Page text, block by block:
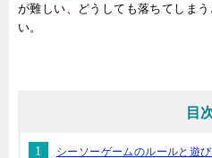
が難しい、どうしても落ちてしま
い。
目
シーソーゲームのルールと遊